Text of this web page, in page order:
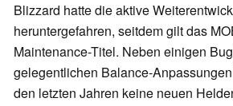
Blizzard hatte die aktive
heruntergefahren, seitdem gilt das
Maintenance-Titel. Neben einigen
gelegentlichen Balance-
den letzten Jahren keine neuen